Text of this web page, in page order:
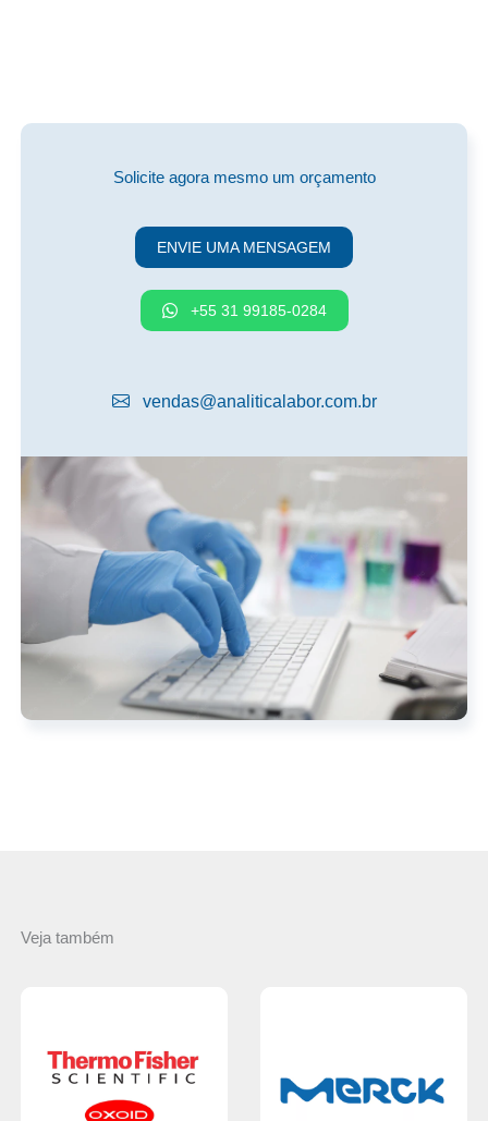
Solicite agora mesmo um orçamento
ENVIE UMA MENSAGEM
+55 31 99185-0284
vendas@analiticalabor.com.br
Veja também